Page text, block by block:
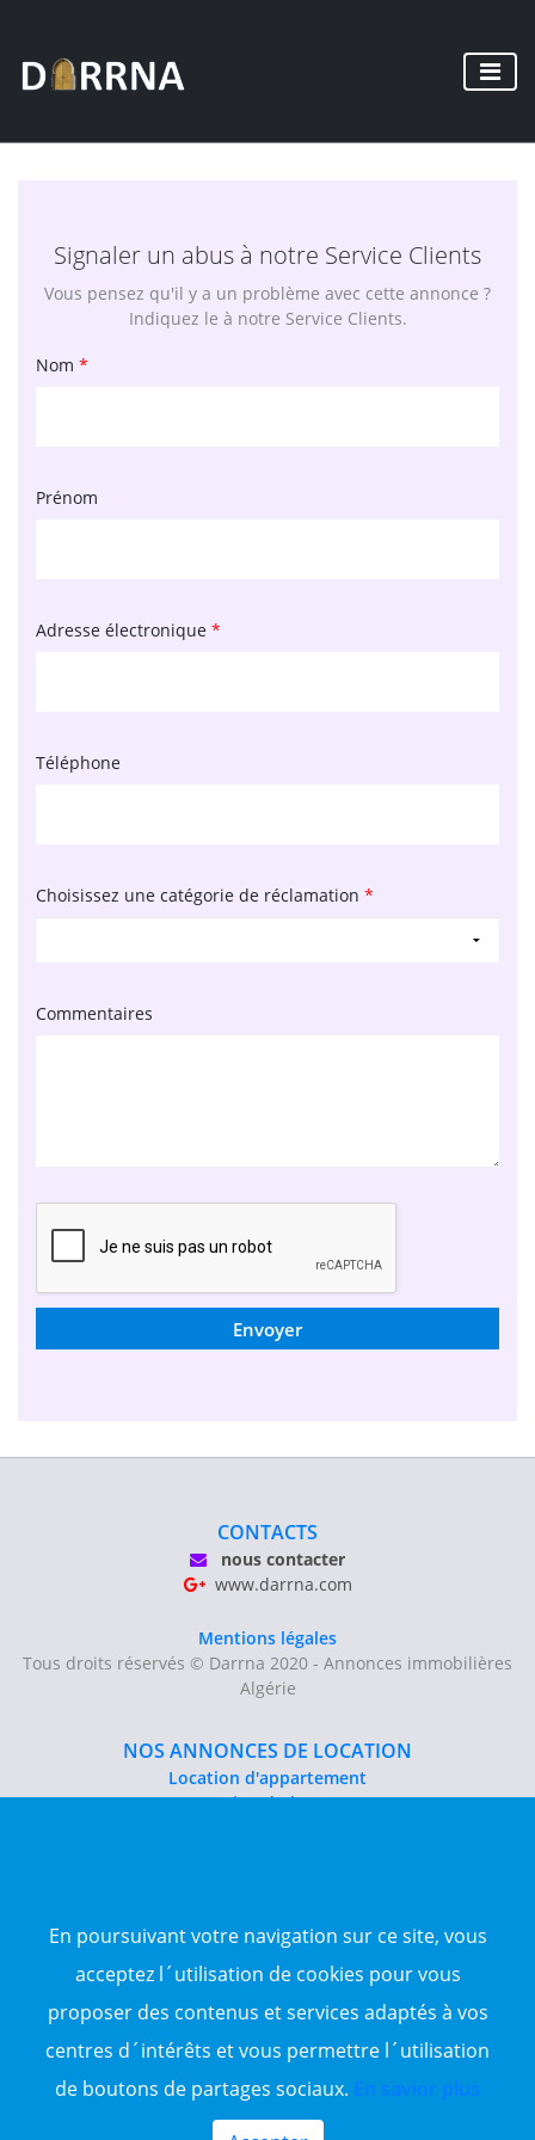
Signaler un abus à notre Service Clients
Vous pensez qu'il y a un problème avec cette annonce ?
Indiquez le à notre Service Clients.
Nom *
Prénom
Adresse électronique *
Téléphone
Choisissez une catégorie de réclamation *
Commentaires
Envoyer
En poursuivant votre navigation sur ce site, vous
acceptez l´utilisation de cookies pour vous
proposer des contenus et services adaptés à vos
centres d´intérêts et vous permettre l´utilisation
de boutons de partages sociaux. En savior plus
CONTACTS
nous contacter
www.darrna.com
Mentions légales
Tous droits réservés © Darrna 2020 - Annonces immobilières
Algérie
NOS ANNONCES DE LOCATION
Location d'appartement
Location du bureau
Vente d'appartement
Vente entrepôt
Sitemap
TOP WILAYA
Annonce à 16-Alger
Annonce à 23-Annaba